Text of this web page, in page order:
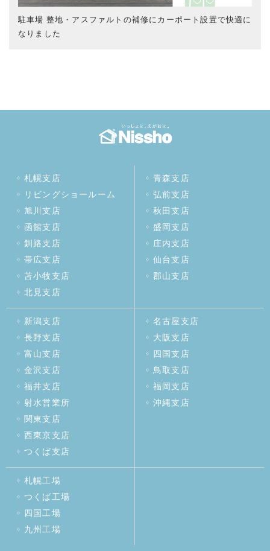
駐車場 整地・アスファルトの補修にカーポート設置で快適に
なりました
札幌支店
リビングショールーム
旭川支店
函館支店
釧路支店
帯広支店
苫小牧支店
北見支店
青森支店
弘前支店
秋田支店
盛岡支店
庄内支店
仙台支店
郡山支店
新潟支店
長野支店
富山支店
金沢支店
福井支店
射水営業所
関東支店
西東京支店
つくば支店
名古屋支店
大阪支店
四国支店
鳥取支店
福岡支店
沖縄支店
札幌工場
つくば工場
四国工場
九州工場